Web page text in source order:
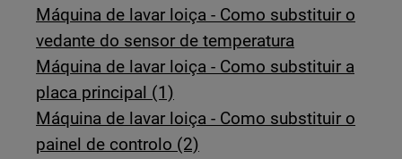
Máquina de lavar loiça - Como substituir o
vedante do sensor de temperatura
Máquina de lavar loiça - Como substituir a
placa principal (1)
Máquina de lavar loiça - Como substituir o
painel de controlo (2)